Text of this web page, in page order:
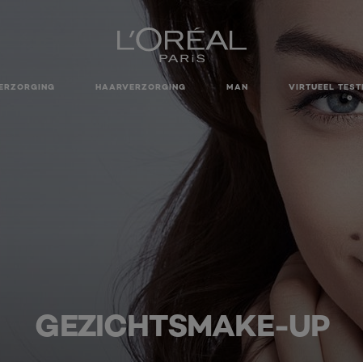
HAARVERZORGING MAN VIRTUEEL
GEZICHTSMAKE-UP